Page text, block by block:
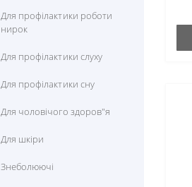
Для профілактики роботи
нирок
Для профілактики слуху
Для профілактики сну
Для чоловічого здоров"я
Для шкіри
Знеболюючі